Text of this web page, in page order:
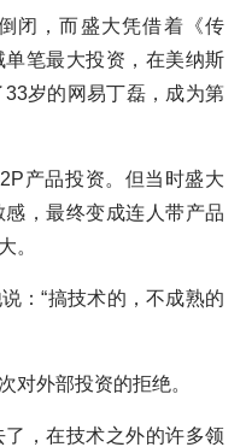
闭，而盛大凭借着《传
笔最大投资，在美纳斯
岁的网易丁磊，成为第
产品投资。但当时盛大
感，最终变成连人带产品
。
：“搞技术的，不成熟的
对外部投资的拒绝。
，在技术之外的许多领